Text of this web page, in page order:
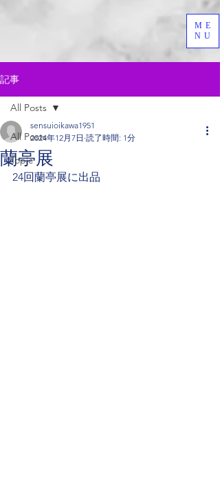
ME
NU
記事
All Posts
Topic
All Posts
蘭亭展
sensuioikawa1951
2024年12月7日 読了時間: 1分
24回蘭亭展に出品